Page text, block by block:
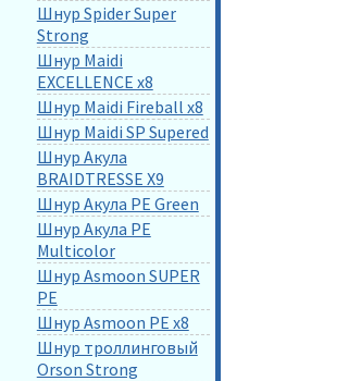
Шнур Spider Super
Strong
Шнур Maidi
EXCELLENCE x8
Шнур Maidi Fireball x8
Шнур Maidi SP Supered
Шнур Акула
BRAIDTRESSE X9
Шнур Акула PE Green
Шнур Акула PE
Multicolor
Шнур Asmoon SUPER
PE
Шнур Asmoon PE x8
Шнур троллинговый
Orson Strong